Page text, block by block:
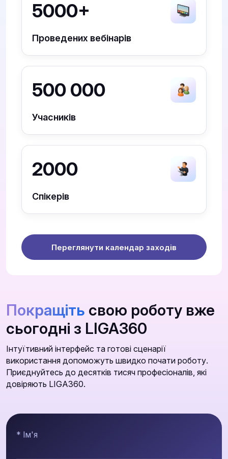
5000+
Проведених вебінарів
500 000
Учасників
2000
Спікерів
Переглянути календар заходів
Покращіть свою роботу вже
сьогодні з LIGA360
Інтуїтивний інтерфейс та готові сценарії
використання допоможуть швидко почати роботу.
Приєднуйтесь до десятків тисяч професіоналів, які
довіряють LIGA360.
* Ім'я